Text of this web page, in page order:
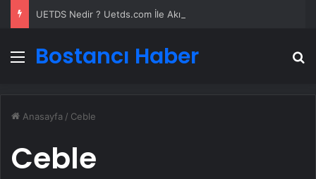
Menü
Bostancı Haber
Anasayfa / Ceble
Ceble